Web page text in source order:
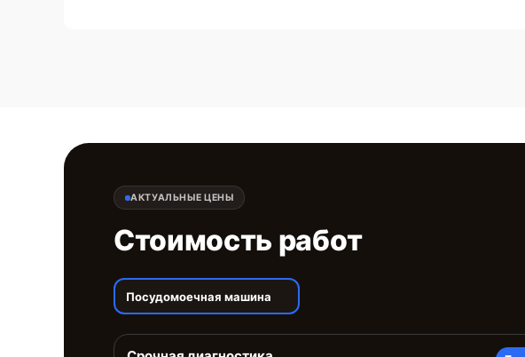
АКТУАЛЬНЫЕ ЦЕНЫ
Стоимость работ
Посудомоечная машина